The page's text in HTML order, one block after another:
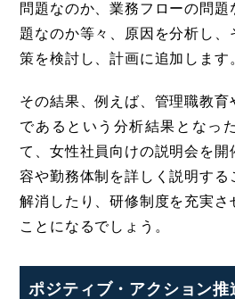
問題なのか、業務フローの問題
題なのか等々、原因を分析し
策を検討し、計画に追加します
その結果、例えば、管理職教育
であるという分析結果となっ
て、女性社員向けの説明会を開
容や勤務体制を詳しく説明する
解消したり、研修制度を充実さ
ことになるでしょう。
ポジティブ・アクション